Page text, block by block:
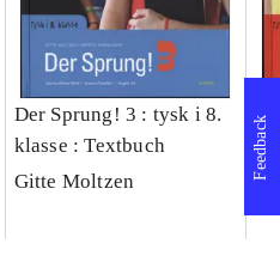
Der Sprung! 3 : tysk i 8.
klasse : Textbuch
Gitte Moltzen
Feedback